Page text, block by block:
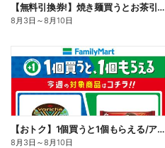
【無料引換券!】焼き麺買うとお茶引換券貰える!
8月3日 ～8月10日
【おトク】1個買うと1個もらえる/アイス
8月3日 ～8月10日